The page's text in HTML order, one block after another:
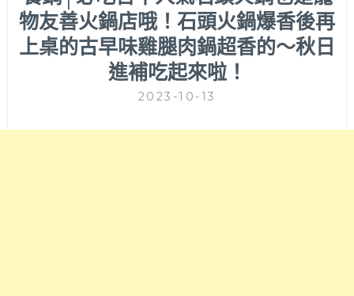
物友善火鍋店哦！石頭火鍋爆香後再
上桌的古早味雞腿肉鍋超香的～秋日
進補吃起來啦！
2023-10-13